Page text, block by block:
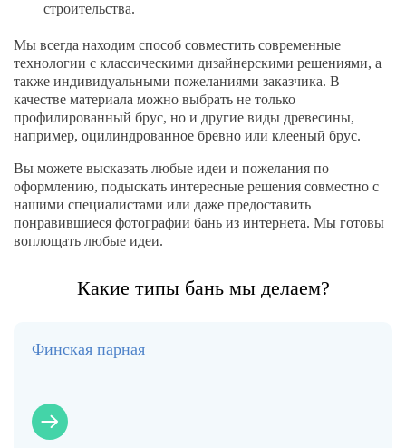
строительства.
Мы всегда находим способ совместить современные
технологии с классическими дизайнерскими решениями, а
также индивидуальными пожеланиями заказчика. В
качестве материала можно выбрать не только
профилированный брус, но и другие виды древесины,
например, оцилиндрованное бревно или клееный брус.
Вы можете высказать любые идеи и пожелания по
оформлению, подыскать интересные решения совместно с
нашими специалистами или даже предоставить
понравившиеся фотографии бань из интернета. Мы готовы
воплощать любые идеи.
Какие типы бань мы делаем?
Финская парная